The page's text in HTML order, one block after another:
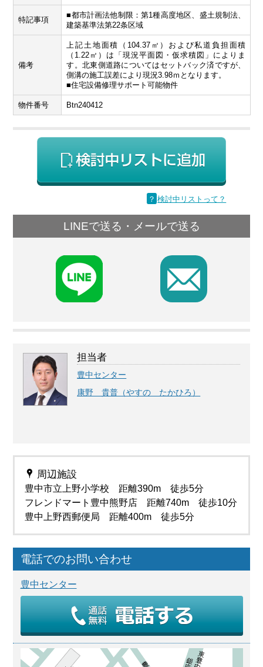
特記事項
■都市計画法他制限：第1種高度地区、盛土規制法、
建築基準法第22条区域
備考
上記土地面積（104.37㎡）および私道負担面積
（1.22㎡）は「現況平面図・仮求積図」によりま
す。北東側道路についてはセットバック済ですが、
側溝の施工誤差により現況3.98ｍとなります。
■住宅設備修理サポート可能物件
物件番号 Btn240412
？ 検討中リストって？
LINEで送る・メールで送る
F
担当者
豊中センター
康野 貴普（やすの たかひろ）
周辺施設
豊中市立上野小学校 距離390m 徒歩5分
フレンドマート豊中熊野店 距離740m 徒歩10分
豊中上野西郵便局 距離400m 徒歩5分
電話でのお問い合わせ
豊中センター